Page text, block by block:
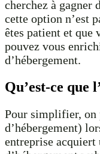
cherchez à gagner
cette option n’est
êtes patient et que
pouvez vous
d’hébergement.
Qu’est-ce que
Pour simplifier, on
d’hébergement)
entreprise acquiert